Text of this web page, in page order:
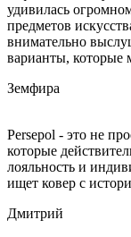
удивилась
предметов
внимательно
варианты, которые
Земфира
Persepol - это не
которые
лояльность и
ищет ковер с
Дмитрий